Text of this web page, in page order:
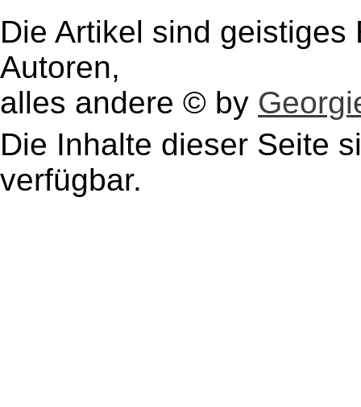
Die Artikel sind
Autoren,
alles andere © by
Die Inhalte dieser Seite
verfügbar.